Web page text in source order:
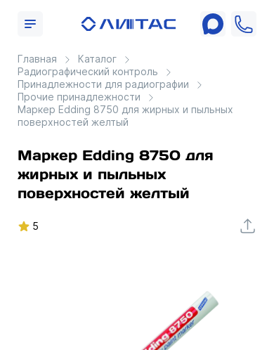
Главная
Каталог
Радиографический контроль
Принадлежности для радиографии
Прочие принадлежности
Маркер Edding 8750 для жирных и пыльных
поверхностей желтый
Маркер Edding 8750 для
жирных и пыльных
поверхностей желтый
5